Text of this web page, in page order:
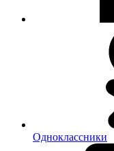
Одноклассники